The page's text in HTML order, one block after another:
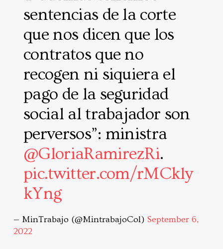
sentencias de la corte
que nos dicen que los
contratos que no
recogen ni siquiera el
pago de la seguridad
social al trabajador son
perversos”: ministra
@GloriaRamirezRi.
pic.twitter.com/rMCkly
kYng
— MinTrabajo (@MintrabajoCol) September 6,
2022